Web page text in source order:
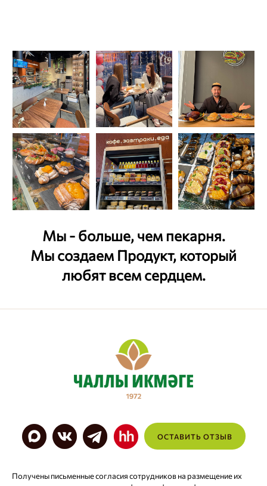
Мы - больше, чем пекарня.
Мы создаем Продукт, который
любят всем сердцем.
ОСТАВИТЬ ОТЗЫВ
Получены письменные согласия сотрудников на размещение их